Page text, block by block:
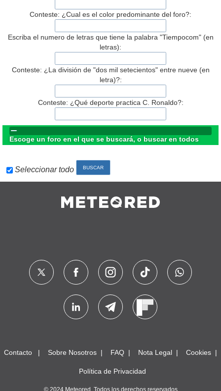
Conteste: ¿Cual es el color predominante del foro?:
Escriba el numero de letras que tiene la palabra "Tiempocom" (en
letras):
Conteste: ¿La división de "dos mil setecientos" entre nueve (en
letra)?:
Conteste: ¿Qué deporte practica C. Ronaldo?:
Escoge un foro en el que se buscará, o buscar en todos
Seleccionar todo
Contacto Sobre Nosotros FAQ Nota Legal Cookies
Política de Privacidad
© 2024 Meteored. Todos los derechos reservados